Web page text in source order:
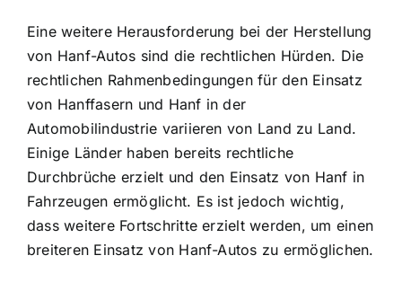
Eine weitere Herausforderung bei der Herstellung
von Hanf-Autos sind die rechtlichen Hürden. Die
rechtlichen Rahmenbedingungen für den Einsatz
von Hanffasern und Hanf in der
Automobilindustrie variieren von Land zu Land.
Einige Länder haben bereits rechtliche
Durchbrüche erzielt und den Einsatz von Hanf in
Fahrzeugen ermöglicht. Es ist jedoch wichtig,
dass weitere Fortschritte erzielt werden, um einen
breiteren Einsatz von Hanf-Autos zu ermöglichen.